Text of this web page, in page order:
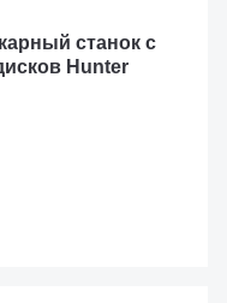
станок с
Hunter